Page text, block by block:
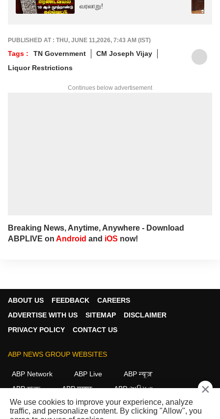
வரலாறு!
PUBLISHED AT : THU, JUNE 11,2026, 7:43 AM (IST)
Tags : TN Government
CM Joseph Vijay
Liquor Restrictions
Continues below advertisement
Breaking News, Anytime, Anywhere - Download
ABPLIVE on Android and iOS now!
ABOUT US FEEDBACK
CAREERS
ADVERTISE WITH US
SITEMAP
DISCLAIMER
PRIVACY POLICY
CONTACT US
ABP NEWS GROUP WEBSITES
ABP Network ABP Live
ABP न्यूज़
ABP আনন্দ
ABP माझा
ABP અસ્મિતા
ABP Ganga
ABP ਸਾਂਝਾ ABP நாடு ABP దేశం
×
We use cookies to improve your experience, analyze
traffic, and personalize content. By clicking "Allow", you